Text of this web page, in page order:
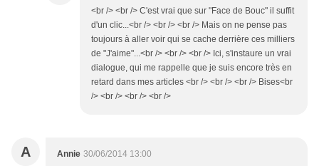
<br /> <br /> C'est vrai que sur "Face de Bouc" il suffit
d'un clic...<br /> <br /> <br /> Mais on ne pense pas
toujours à aller voir qui se cache derrière ces milliers
de "J'aime"...<br /> <br /> <br /> Ici, s'instaure un vrai
dialogue, qui me rappelle que je suis encore très en
retard dans mes articles <br /> <br /> <br /> Bises<br
/> <br /> <br /> <br />
A Annie 30/06/2014 13:00